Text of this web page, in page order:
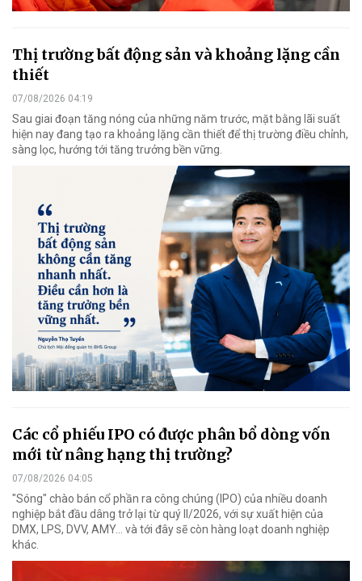
Thị trường bất động sản và khoảng lặng cần
thiết
07/08/2026 04:19
Sau giai đoạn tăng nóng của những năm trước, mặt bằng lãi suất
hiện nay đang tạo ra khoảng lặng cần thiết để thị trường điều chỉnh,
sàng lọc, hướng tới tăng trưởng bền vững.
Các cổ phiếu IPO có được phân bổ dòng vốn
mới từ nâng hạng thị trường?
07/08/2026 04:05
"Sóng" chào bán cổ phần ra công chúng (IPO) của nhiều doanh
nghiệp bắt đầu dâng trở lại từ quý II/2026, với sự xuất hiện của
DMX, LPS, DVV, AMY... và tới đây sẽ còn hàng loạt doanh nghiệp
khác.